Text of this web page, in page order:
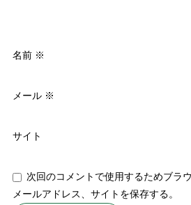
名前 ※
メール ※
サイト
次回のコメントで使用するためブラ
メールアドレス、サイトを保存する。